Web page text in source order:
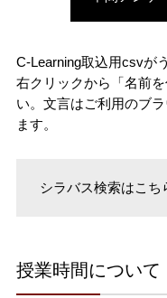
科目等履修生・研
資料請求方法
履修証明プログラム
大学見学
入学料・授業料
uumail
欠席・公欠について
各種学生向け講習会
障がいのある学生へ
宇大ラーニングサ
チューターについて
健康管理
衛生・危機管理
受動喫煙対策
その他
大学へ提出する諸
宇都宮大学消費生活
3C基金
宇都宮大学校歌
共同教育学部同窓会
卒業生の各種証明書
地域・企業の方
公開講座
C-Learning取込用csvが
右クリックから「名前
い。文言はご利用のブ
ます。
シラバス検索はこち
授業時間について